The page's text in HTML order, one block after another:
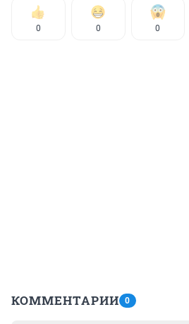
0 0 0
КОММЕНТАРИИ 0